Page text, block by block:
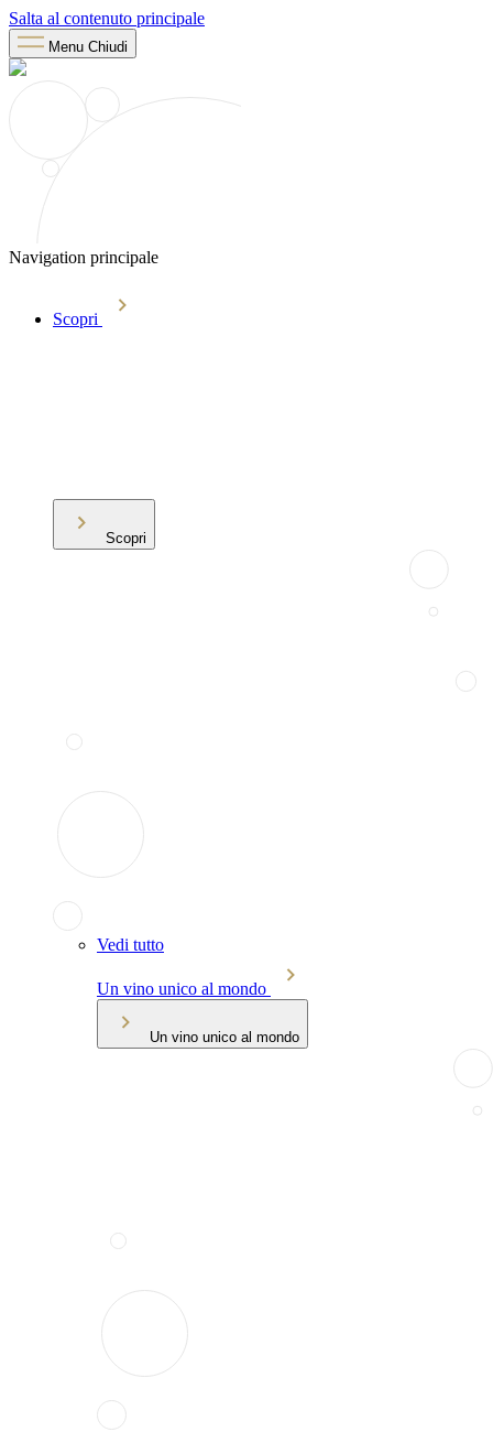
Salta al contenuto principale
Menu Chiudi
Navigation principale
Scopri
Scopri
Vedi tutto
Un vino unico al mondo
Un vino unico al mondo